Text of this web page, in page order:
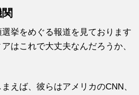
挙をめぐる報道を見ております
はこれで大丈夫なんだろうか、
えば、彼らはアメリカのCNN、